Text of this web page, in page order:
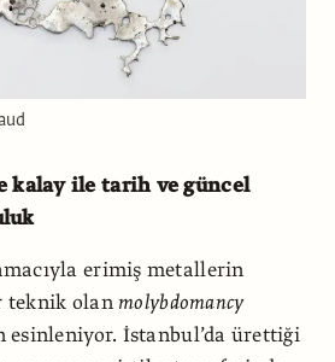
kalay ile tarih ve güncel
erimiş metallerin
teknik olanmolybdomancy
esinleniyor. İstanbul’da ürettiği